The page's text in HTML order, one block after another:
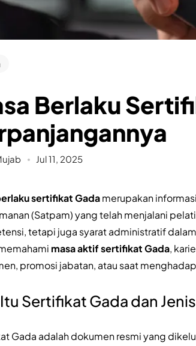
Berlaku
Jul 11, 2025
sertifikat Gadamerupakan
(Satpam) yang telah menjalani
tetapi juga syarat administratif
masa aktif sertifikat Gada,
promosi jabatan, atau saat
Sertifikat Gada dan
Gada adalah dokumen resmi yang